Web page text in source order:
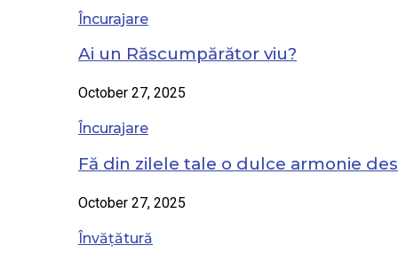
Încurajare
Ai un Răscumpărător viu?
October 27, 2025
Încurajare
Fă din zilele tale o dulce armonie
October 27, 2025
Învățătură